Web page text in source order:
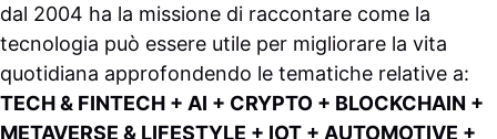
dal 2004 ha la missione di raccontare come la
tecnologia può essere utile per migliorare la vita
quotidiana approfondendo le tematiche relative a:
TECH & FINTECH + AI + CRYPTO + BLOCKCHAIN +
METAVERSE & LIFESTYLE + IOT + AUTOMOTIVE +